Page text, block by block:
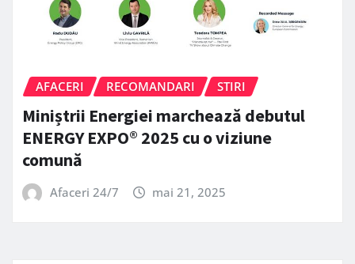
AFACERI RECOMANDARI STIRI
Miniștrii Energiei marchează debutul
ENERGY EXPO® 2025 cu o viziune
comună
Afaceri 24/7 mai 21, 2025